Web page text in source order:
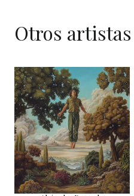
Otros artistas